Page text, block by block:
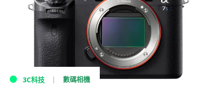
3C科技 數碼相機